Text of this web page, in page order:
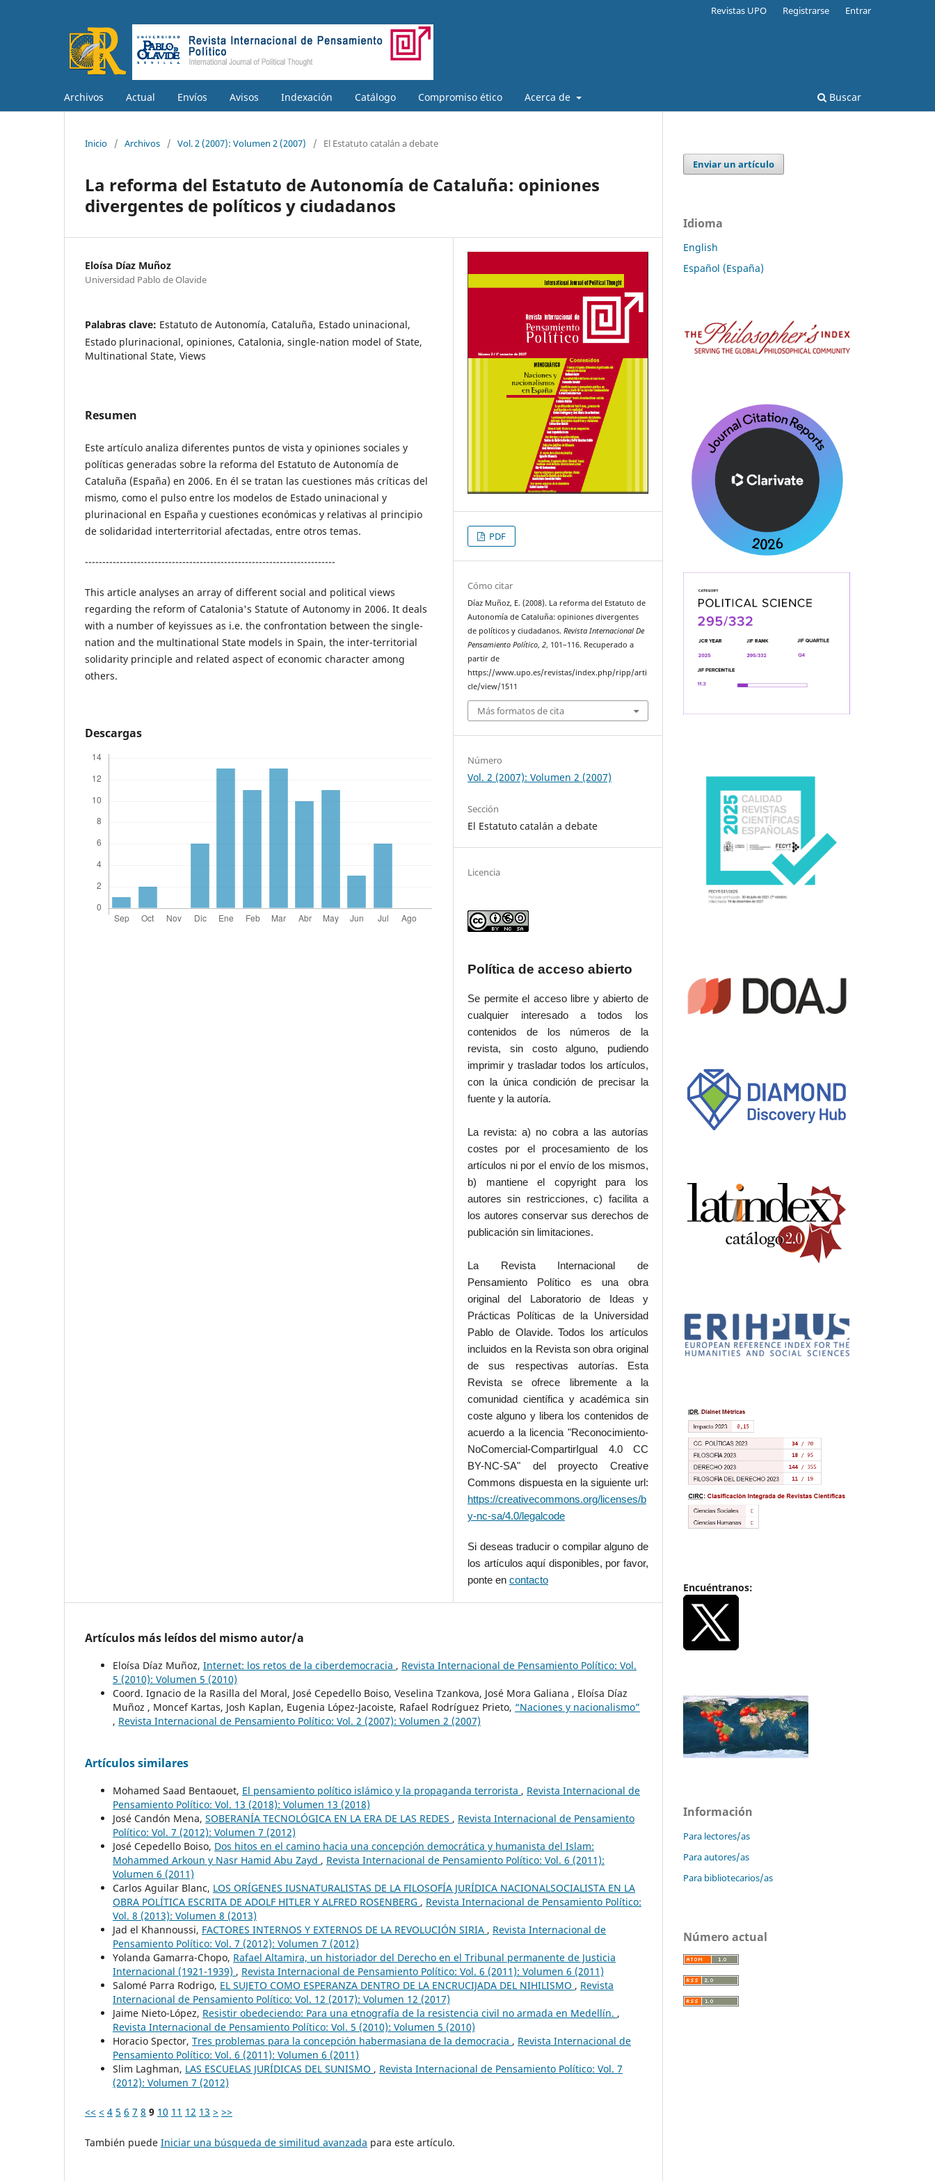
Archivos Actual Envíos Avisos Indexación Catálogo Compromiso ético Acerca de Buscar
Revistas UPO Registrarse Entrar
Inicio / Archivos / Vol. 2 (2007): Volumen 2 (2007) / El Estatuto catalán a debate
La reforma del Estatuto de Autonomía de Cataluña: opiniones
divergentes de políticos y ciudadanos
Eloísa Díaz Muñoz
Universidad Pablo de Olavide
Palabras clave: Estatuto de Autonomía, Cataluña, Estado uninacional,
Estado plurinacional, opiniones, Catalonia, single-nation model of State,
Multinational State, Views
Resumen
Este artículo analiza diferentes puntos de vista y opiniones sociales y
políticas generadas sobre la reforma del Estatuto de Autonomía de
Cataluña (España) en 2006. En él se tratan las cuestiones más críticas del
mismo, como el pulso entre los modelos de Estado uninacional y
plurinacional en España y cuestiones económicas y relativas al principio
de solidaridad interterritorial afectadas, entre otros temas.
------------------------------------------------------------------------
This article analyses an array of different social and political views
regarding the reform of Catalonia's Statute of Autonomy in 2006. It deals
with a number of keyissues as i.e. the confrontation between the single-
nation and the multinational State models in Spain, the inter-territorial
solidarity principle and related aspect of economic character among
others.
Descargas
PDF
Cómo citar
Díaz Muñoz, E. (2008). La reforma del Estatuto de
Autonomía de Cataluña: opiniones divergentes
de políticos y ciudadanos.Revista Internacional De
Pensamiento Político,2, 101–116. Recuperado a
partir de
https://www.upo.es/revistas/index.php/ripp/arti
cle/view/1511
Más formatos de cita
Número
Vol. 2 (2007): Volumen 2 (2007)
Sección
El Estatuto catalán a debate
Licencia
Política de acceso abierto
Se permite el acceso libre y abierto de
cualquier interesado a todos los
contenidos de los números de la
revista, sin costo alguno, pudiendo
imprimir y trasladar todos los artículos,
con la única condición de precisar la
fuente y la autoría.
La revista: a) no cobra a las autorías
costes por el procesamiento de los
artículos ni por el envío de los mismos,
b) mantiene el copyright para los
autores sin restricciones, c) facilita a
los autores conservar sus derechos de
publicación sin limitaciones.
La Revista Internacional de
Pensamiento Político es una obra
original del Laboratorio de Ideas y
Prácticas Políticas de la Universidad
Pablo de Olavide. Todos los artículos
incluidos en la Revista son obra original
de sus respectivas autorías. Esta
Revista se ofrece libremente a la
comunidad científica y académica sin
coste alguno y libera los contenidos de
acuerdo a la licencia "Reconocimiento-
NoComercial-CompartirIgual 4.0 CC
BY-NC-SA" del proyecto Creative
Commons dispuesta en la siguiente url:
https://creativecommons.org/licenses/b
y-nc-sa/4.0/legalcode
Si deseas traducir o compilar alguno de
los artículos aquí disponibles, por favor,
ponte encontacto
Artículos más leídos del mismo autor/a
Eloísa Díaz Muñoz, Internet: los retos de la ciberdemocracia , Revista Internacional de Pensamiento Político: Vol.
5 (2010): Volumen 5 (2010)
Coord. Ignacio de la Rasilla del Moral, José Cepedello Boiso, Veselina Tzankova, José Mora Galiana , Eloísa Díaz
Muñoz , Moncef Kartas, Josh Kaplan, Eugenia López-Jacoiste, Rafael Rodríguez Prieto, “Naciones y nacionalismo”
, Revista Internacional de Pensamiento Político: Vol. 2 (2007): Volumen 2 (2007)
Artículos similares
Mohamed Saad Bentaouet, El pensamiento político islámico y la propaganda terrorista , Revista Internacional de
Pensamiento Político: Vol. 13 (2018): Volumen 13 (2018)
José Candón Mena, SOBERANÍA TECNOLÓGICA EN LA ERA DE LAS REDES , Revista Internacional de Pensamiento
Político: Vol. 7 (2012): Volumen 7 (2012)
José Cepedello Boiso, Dos hitos en el camino hacia una concepción democrática y humanista del Islam:
Mohammed Arkoun y Nasr Hamid Abu Zayd , Revista Internacional de Pensamiento Político: Vol. 6 (2011):
Volumen 6 (2011)
Carlos Aguilar Blanc, LOS ORÍGENES IUSNATURALISTAS DE LA FILOSOFÍA JURÍDICA NACIONALSOCIALISTA EN LA
OBRA POLÍTICA ESCRITA DE ADOLF HITLER Y ALFRED ROSENBERG , Revista Internacional de Pensamiento Político:
Vol. 8 (2013): Volumen 8 (2013)
Jad el Khannoussi, FACTORES INTERNOS Y EXTERNOS DE LA REVOLUCIÓN SIRIA , Revista Internacional de
Pensamiento Político: Vol. 7 (2012): Volumen 7 (2012)
Yolanda Gamarra-Chopo, Rafael Altamira, un historiador del Derecho en el Tribunal permanente de Justicia
Internacional (1921-1939) , Revista Internacional de Pensamiento Político: Vol. 6 (2011): Volumen 6 (2011)
Salomé Parra Rodrigo, EL SUJETO COMO ESPERANZA DENTRO DE LA ENCRUCIJADA DEL NIHILISMO , Revista
Internacional de Pensamiento Político: Vol. 12 (2017): Volumen 12 (2017)
Jaime Nieto-López, Resistir obedeciendo: Para una etnografía de la resistencia civil no armada en Medellín. ,
Revista Internacional de Pensamiento Político: Vol. 5 (2010): Volumen 5 (2010)
Horacio Spector, Tres problemas para la concepción habermasiana de la democracia , Revista Internacional de
Pensamiento Político: Vol. 6 (2011): Volumen 6 (2011)
Slim Laghman, LAS ESCUELAS JURÍDICAS DEL SUNISMO , Revista Internacional de Pensamiento Político: Vol. 7
(2012): Volumen 7 (2012)
<< < 4 5 6 7 8 9 10 11 12 13 > >>
También puede Iniciar una búsqueda de similitud avanzada para este artículo.
Enviar un artículo
Idioma
English
Español (España)
Encuéntranos:
Información
Para lectores/as
Para autores/as
Para bibliotecarios/as
Número actual